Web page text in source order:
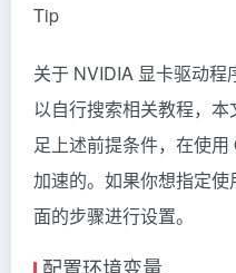
Tip
关于 NVIDIA 显卡驱动
以自行搜索相关教程，
足上述前提条件，在使
加速的。如果你想指定
面的步骤进行设置。